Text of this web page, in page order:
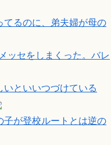
てるのに、弟夫婦が母の
ッセをしまくった。バレ
といいつづけている
子が登校ルートとは逆の